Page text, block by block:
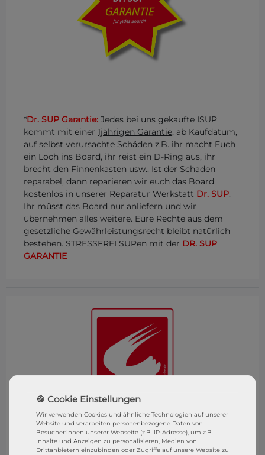
*Dr. SUP Garantie: Jedes bei uns gekaufte ISUP
kommt mit einer 1jährigen Garantie, ab Kaufdatum,
auf selbst verursachte Schäden z.B. ihr macht Euch
ein Loch ins Board, ihr reist ein D-Ring aus, ihr
brecht den Finnenkasten usw.. Ist der Schaden
reparabel, dann reparieren wir euch das Board
kostenlos in unserer Reparatur Werkstatt Dr. SUP.
Ihr müsst das Board nur anliefern und wir
übernehmen alles weitere. Eure Rechte aus dem
gesetzliche Gewährleistungsrecht bleibt natürlich
bestehen. STRESSFREI SUPen mit der DR. SUP
GARANTIE
SixFeet Surf & SUP Shop
Wir verwenden Cookies und ähnliche Technologien auf unserer
Website und verarbeiten personenbezogene Daten von
Besucher:innen unserer Webseite (z.B. IP-Adresse), um z.B.
Inhalte und Anzeigen zu personalisieren, Medien von
Drittanbietern einzubinden oder Zugriffe auf unsere Website zu